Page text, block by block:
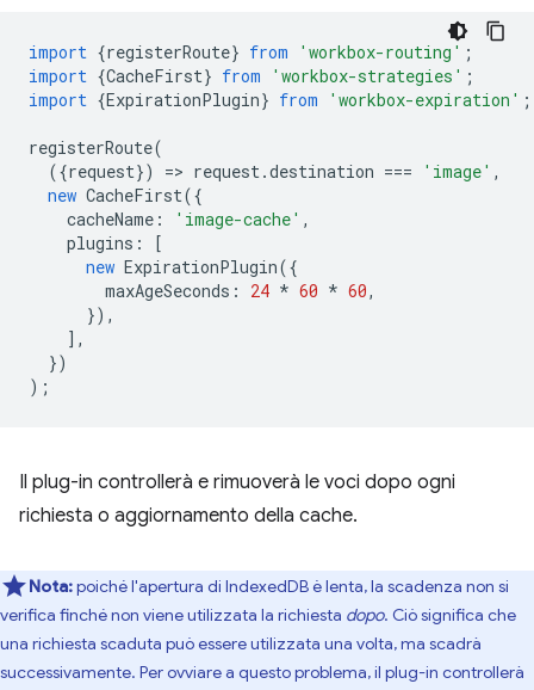
import {registerRoute} from 'workbox-routing' ;
import {CacheFirst} from 'workbox-strategies' ;
import {ExpirationPlugin} from 'workbox-expiration' ;
registerRoute(
({request}) => request.destination === 'image' ,
new CacheFirst({
cacheName : 'image-cache' ,
plugins :
[
new ExpirationPlugin({
maxAgeSeconds : 24 * 60 * 60,
}),
],
})
);
Il plug-in controllerà e rimuoverà le voci dopo ogni
richiesta o aggiornamento della cache.
Nota:poiché l'apertura di IndexedDB è lenta, la scadenza non si
verifica finché non viene utilizzata la richiesta dopo. Ciò significa che
una richiesta scaduta può essere utilizzata una volta, ma scadrà
successivamente. Per ovviare a questo problema, il plug-in controllerà